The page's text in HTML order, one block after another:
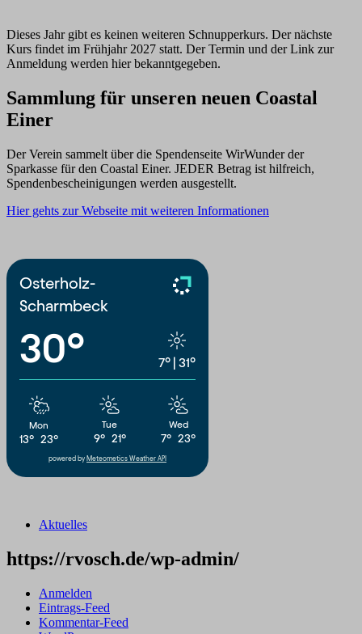
Dieses Jahr gibt es keinen weiteren Schnupperkurs. Der nächste
Kurs findet im Frühjahr 2027 statt. Der Termin und der Link zur
Anmeldung werden hier bekanntgegeben.
Sammlung für unseren neuen Coastal
Einer
Der Verein sammelt über die Spendenseite WirWunder der
Sparkasse für den Coastal Einer. JEDER Betrag ist hilfreich,
Spendenbescheinigungen werden ausgestellt.
Hier gehts zur Webseite mit weiteren Informationen
Osterholz-
Scharmbeck
30° 7° 31°
Mon
13° 23°
Tue
9° 21°
Wed
7° 23°
powered by Meteometics Weather API
Aktuelles
https://rvosch.de/wp-admin/
Anmelden
Eintrags-Feed
Kommentar-Feed